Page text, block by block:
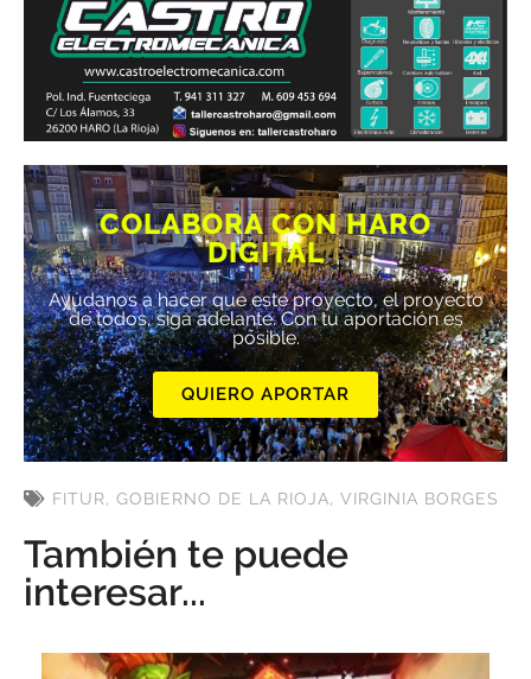
COLABORA CON HARO
DIGITAL
Ayúdanos a hacer que este proyecto, el proyecto
de todos, siga adelante. Con tu aportación es
posible.
QUIERO APORTAR
FITUR, GOBIERNO DE LA RIOJA, VIRGINIA BORGES
También te puede
interesar...